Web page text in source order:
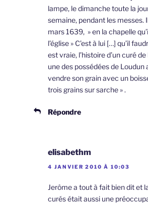
lampe, le dimanche toute la
semaine, pendant les messes.
mars 1639, » en la chapelle
l’église » C’est à lui […] qu’il
est vraie, l’histoire d’un curé
une des possédées de
vendre son grain avec un
trois grains sur sarche » .
Répondre
elisabethm
4 JANVIER 2010 À 10:03
Jerôme a tout à fait bien dit et
curés était aussi une